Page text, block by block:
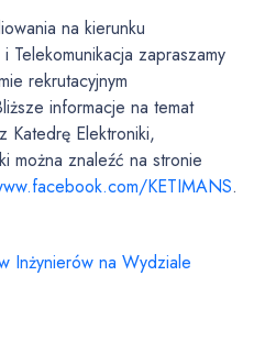
na kierunku
Telekomunikacja zapraszamy
rekrutacyjnym
informacje na temat
Katedrę Elektroniki,
można znaleźć na stronie
KETIMANS.
Inżynierów na Wydziale